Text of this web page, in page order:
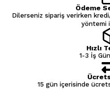
Ödeme
Dilerseniz sipariş verirken
yöntemi
Hızlı
1-3 İş
15 gün içerisinde